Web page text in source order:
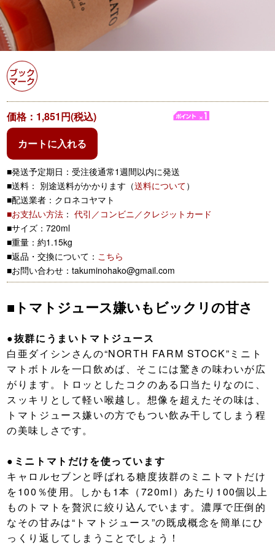
価格：1,851円(税込)
カートに入れる
■発送予定期日：受注後通常1週間以内に発送
■送料： 別途送料がかかります（送料について）
■配送業者：クロネコヤマト
■お支払い方法 ：代引／コンビニ／クレジットカード
■サイズ：720ml
■重量：約1.15kg
■返品・交換について： こちら
■お問い合わせ：takuminohako@gmail.com
■トマトジュース嫌いもビックリの甘さ
●抜群にうまいトマトジュース
白亜ダイシンさんの“NORTH FARM STOCK”ミニト
マトボトルを一口飲めば、そこには驚きの味わいが広
がります。トロッとしたコクのある口当たりなのに、
スッキリとして軽い喉越し。想像を超えたその味は、
トマトジュース嫌いの方でもつい飲み干してしまう程
の美味しさです。
●ミニトマトだけを使っています
キャロルセブンと呼ばれる糖度抜群のミニトマトだけ
を100％使用。しかも1本（720ml）あたり100個以上
ものトマトを贅沢に絞り込んでいます。濃厚で圧倒的
なその甘みは“トマトジュース”の既成概念を簡単にひ
っくり返してしまうことでしょう！